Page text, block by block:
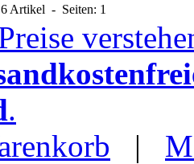
6 Artikel - Seiten: 1
.
|